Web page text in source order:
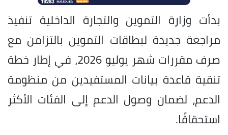
بدأت وزارة التموين والتجارة الداخلية تنفيذ
مراجعة جديدة لبطاقات التموين بالتزامن مع
صرف مقررات شهر يوليو 2026، في إطار خطة
تنقية قاعدة بيانات المستفيدين من منظومة
الدعم، لضمان وصول الدعم إلى الفئات الأكثر
استحقاقًا.